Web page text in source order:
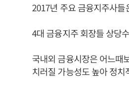
2017년 주요 금융지주사
4대 금융지주 회장들 상당
국내외 금융시장은 어느때
치러질 가능성도 높아 정